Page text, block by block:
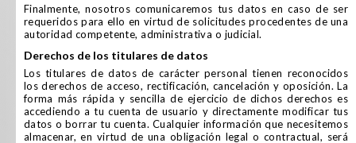
Finalmente, nosotros comunicaremos tus datos en caso de ser
requeridos para ello en virtud de solicitudes procedentes de una
autoridad competente, administrativa o judicial.
derechos de los titulares de datos
Los titulares de datos de carácter personal tienen reconocidos
los derechos de acceso, rectificación, cancelación y oposición. La
forma más rápida y sencilla de ejercicio de dichos derechos es
accediendo a tu cuenta de usuario y directamente modificar tus
datos o borrar tu cuenta. Cualquier información que necesitemos
almacenar, en virtud de una obligación legal o contractual, será